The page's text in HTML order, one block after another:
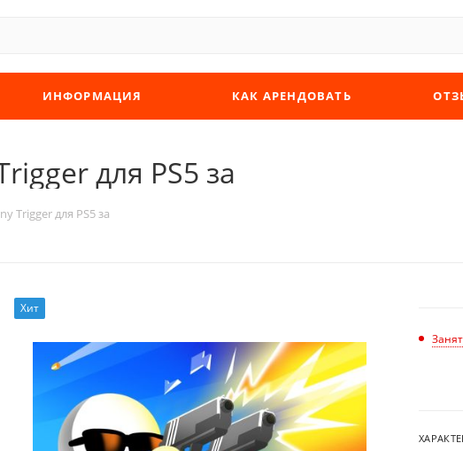
ИНФОРМАЦИЯ КАК АРЕНДОВАТЬ
для PS5 за
Trigger для PS5 за
Хит
Занят